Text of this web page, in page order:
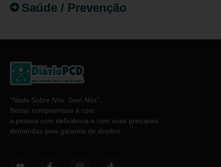
Saúde / Prevenção
“Nada Sobre Nós. Sem Nós”
Nosso compromisso é com
a pessoa com deficiência e com suas principais
demandas pela garantia de direitos.